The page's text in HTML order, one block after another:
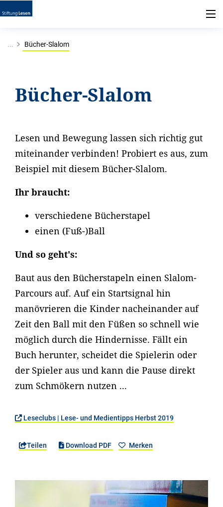
... Bücher-Slalom
Bücher-Slalom
Lesen und Bewegung lassen sich richtig gut
miteinander verbinden! Probiert es aus, zum
Beispiel mit diesem Bücher-Slalom.
Ihr braucht:
verschiedene Bücherstapel
einen (Fuß-)Ball
Und so geht's:
Baut aus den Bücherstapeln einen Slalom-
Parcours auf. Auf ein Startsignal hin
manövrieren die Kinder nacheinander auf
Zeit den Ball mit den Füßen so schnell wie
möglich durch die Hindernisse. Fällt ein
Buch herunter, scheidet die Spielerin oder
der Spieler aus und kann die Pause direkt
zum Schmökern nutzen ...
Leseclubs | Lese- und Medientipps Herbst 2019
Teilen Download PDF Merken